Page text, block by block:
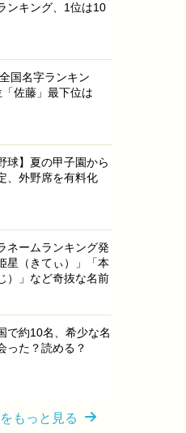
ンキング、1位は10
国名字ランキン
佐藤」最下位は
球】夏の甲子園から
、外野席を有料化
ネームランキング発
星（きてぃ）」「本
）」など奇抜な名前
で約10名、希少な名
た？読める？
もっと見る